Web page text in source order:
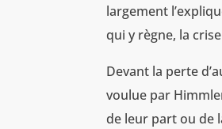
largement
qui y règne, la
Devant la perte
voulue par
de leur part ou de